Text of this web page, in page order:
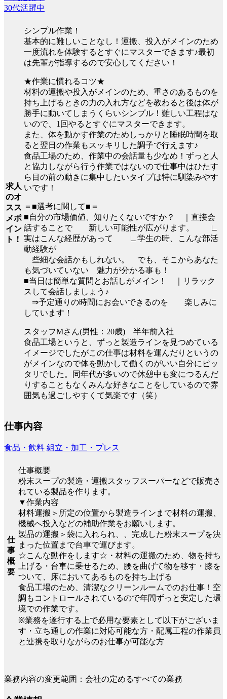
30代活躍中
求人
のオ
スス
メポ
イン
ト！
シンプル作業！
基本的に難しいことなし！運搬、投入がメインのため
一度流れを体験するとすぐにマスターできます♪最初
は先輩が指導するので安心してください！
★作業に慣れるコツ★
材料の運搬や投入がメインのため、重さのあるものを
持ち上げるときの力の入れ方などを教わると後は体が
勝手に動いてしまうくらいシンプル！難しい工程はな
いので、1回やるとすぐにマスターできます。
また、体を動かす作業のためしっかりと睡眠時間を取
ると翌日の作業もスッキリした調子で行えます♪
食品工場のため、作業中の会話量も少なめ！ずっと人
と協力しながら行う作業ではないので仕事中はひたす
ら目の前の動きに集中したいタイプは特に馴染みやす
いです！
＝■選考に関して■＝
■自分の市場価値、知りたくないですか？ ｜直接会
話することで 新しい可能性が広がります。 ∟
実はこんな経歴があって ∟学生の時、こんな部活
動経験が
些細な会話かもしれない。 でも、そこからあなた
も気づいていない 魅力が分かる事も！
■当日は簡単な質問とお話しがメイン！ ｜リラック
スして会話しましょう♪
⇒予定通りの時間にお会いできるのを 楽しみに
しています！
スタッフMさん(男性：20歳) 半年前入社
食品工場というと、ずっと製造ラインを見つめている
イメージでしたがこの仕事は材料を運んだりというの
がメインなので体を動かして働くのがいい自分にピッ
タリでした。同年代が多いので休憩中も変につるんだ
りすることもなくみんな好きなことをしているので雰
囲気も過ごしやすくて気楽です（笑）
仕事内容
食品・飲料 組立・加工・プレス
仕
事
概
要
仕事概要
粉末スープの製造・運搬スタッフスーパーなどで販売さ
れている製品を作ります。
▼作業内容
材料運搬＞所定の位置から製造ラインまで材料の運搬、
機械へ投入などの補助作業をお願いします。
製品の運搬＞袋に入れられ、、完成した粉末スープを決
まった位置まで台車で運びます。
☆こんな動作をします☆・材料の運搬のため、物を持ち
上げる・台車に乗せるため、腰を曲げて物を移す・膝を
ついて、床においてあるものを持ち上げる
食品工場のため、清潔なクリーンルームでのお仕事！空
調もコントロールされているので年間ずっと安定した環
境での作業です。
※業務を遂行する上で必用な要素として以下がございま
す・立ち通しの作業に対応可能な方・配属工程の作業員
と連携を取りながらのお仕事が可能な方
業務内容の変更範囲：会社の定めるすべての業務